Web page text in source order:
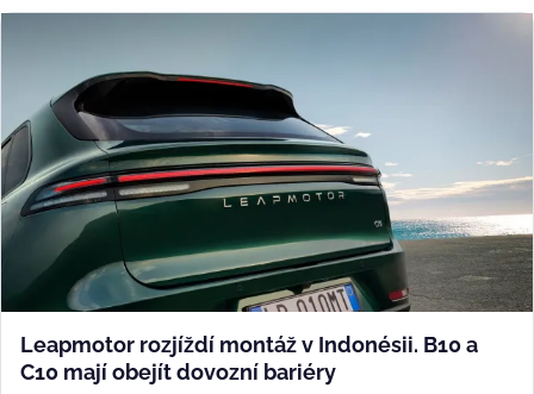
Leapmotor rozjíždí montáž v Indonésii. B10 a
C10 mají obejít dovozní bariéry